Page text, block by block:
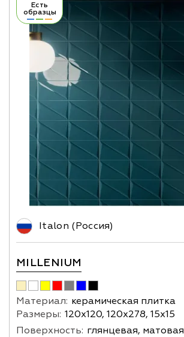
Есть
образцы
Italon (Россия)
MILLENIUM
Материал: керамическая плитка
Размеры: 120х120, 120х278, 15х15
Поверхность: глянцевая, матовая